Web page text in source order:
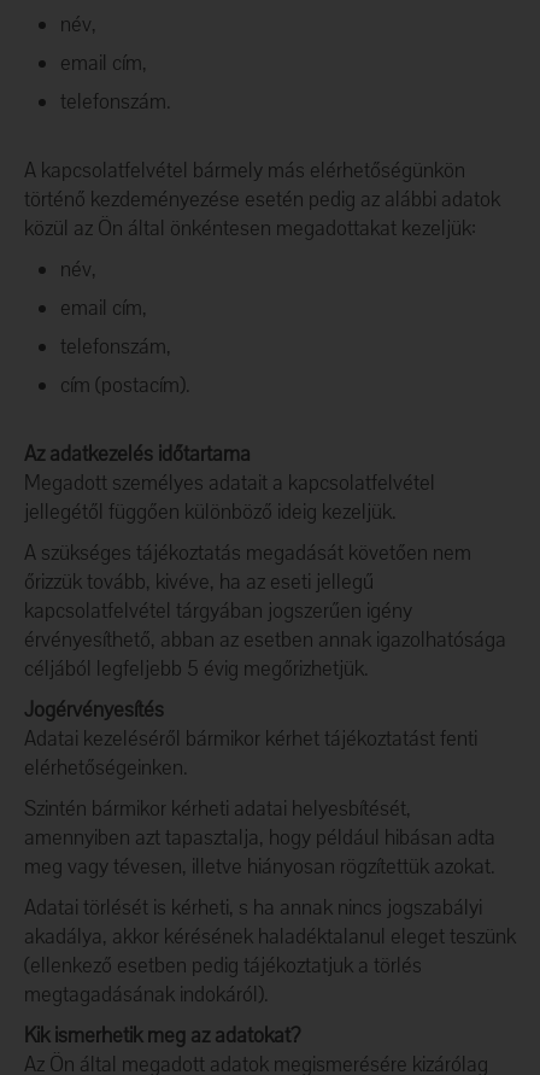
név,
email cím,
telefonszám.
A kapcsolatfelvétel bármely más elérhetőségünkön
történő kezdeményezése esetén pedig az alábbi adatok
közül az Ön által önkéntesen megadottakat kezeljük:
név,
email cím,
telefonszám,
cím (postacím).
Az adatkezelés időtartama
Megadott személyes adatait a kapcsolatfelvétel
jellegétől függően különböző ideig kezeljük.
A szükséges tájékoztatás megadását követően nem
őrizzük tovább, kivéve, ha az eseti jellegű
kapcsolatfelvétel tárgyában jogszerűen igény
érvényesíthető, abban az esetben annak igazolhatósága
céljából legfeljebb 5 évig megőrizhetjük.
Jogérvényesítés
Adatai kezeléséről bármikor kérhet tájékoztatást fenti
elérhetőségeinken.
Szintén bármikor kérheti adatai helyesbítését,
amennyiben azt tapasztalja, hogy például hibásan adta
meg vagy tévesen, illetve hiányosan rögzítettük azokat.
Adatai törlését is kérheti, s ha annak nincs jogszabályi
akadálya, akkor kérésének haladéktalanul eleget teszünk
(ellenkező esetben pedig tájékoztatjuk a törlés
megtagadásának indokáról).
Kik ismerhetik meg az adatokat?
Az Ön által megadott adatok megismerésére kizárólag